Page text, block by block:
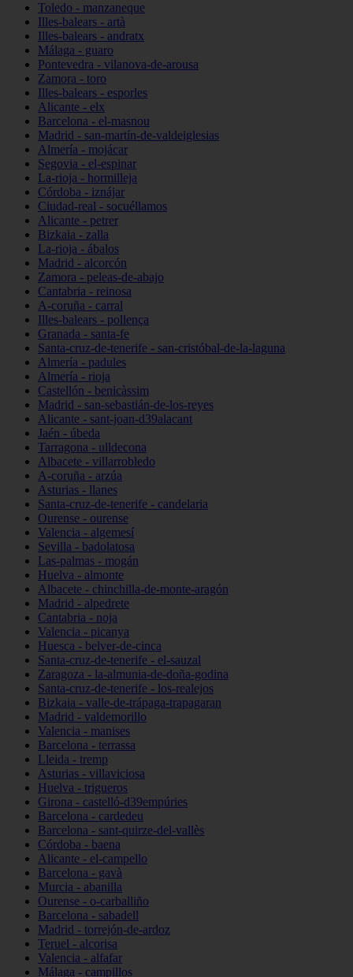
Toledo - manzaneque
Illes-balears - artà
Illes-balears - andratx
Málaga - guaro
Pontevedra - vilanova-de-arousa
Zamora - toro
Illes-balears - esporles
Alicante - elx
Barcelona - el-masnou
Madrid - san-martín-de-valdeiglesias
Almería - mojácar
Segovia - el-espinar
La-rioja - hormilleja
Córdoba - iznájar
Ciudad-real - socuéllamos
Alicante - petrer
Bizkaia - zalla
La-rioja - ábalos
Madrid - alcorcón
Zamora - peleas-de-abajo
Cantabria - reinosa
A-coruña - carral
Illes-balears - pollença
Granada - santa-fe
Santa-cruz-de-tenerife - san-cristóbal-de-la-laguna
Almería - padules
Almería - rioja
Castellón - benicàssim
Madrid - san-sebastián-de-los-reyes
Alicante - sant-joan-d39alacant
Jaén - úbeda
Tarragona - ulldecona
Albacete - villarrobledo
A-coruña - arzúa
Asturias - llanes
Santa-cruz-de-tenerife - candelaria
Ourense - ourense
Valencia - algemesí
Sevilla - badolatosa
Las-palmas - mogán
Huelva - almonte
Albacete - chinchilla-de-monte-aragón
Madrid - alpedrete
Cantabria - noja
Valencia - picanya
Huesca - belver-de-cinca
Santa-cruz-de-tenerife - el-sauzal
Zaragoza - la-almunia-de-doña-godina
Santa-cruz-de-tenerife - los-realejos
Bizkaia - valle-de-trápaga-trapagaran
Madrid - valdemorillo
Valencia - manises
Barcelona - terrassa
Lleida - tremp
Asturias - villaviciosa
Huelva - trigueros
Girona - castelló-d39empúries
Barcelona - cardedeu
Barcelona - sant-quirze-del-vallès
Córdoba - baena
Alicante - el-campello
Barcelona - gavà
Murcia - abanilla
Ourense - o-carballiño
Barcelona - sabadell
Madrid - torrejón-de-ardoz
Teruel - alcorisa
Valencia - alfafar
Málaga - campillos